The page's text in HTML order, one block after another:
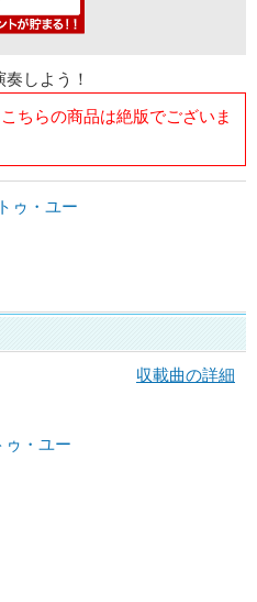
しよう！
ちらの商品は絶版でございま
ゥ・ユー
収載曲の詳細
ゥ・ユー